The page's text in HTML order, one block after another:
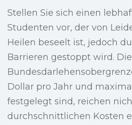
Stellen Sie sich einen
Studenten vor, der von
Heilen beseelt ist, jedoch
Barrieren gestoppt wird.
Dollar pro Jahr und
festgelegt sind, reichen
durchschnittlichen Kosten